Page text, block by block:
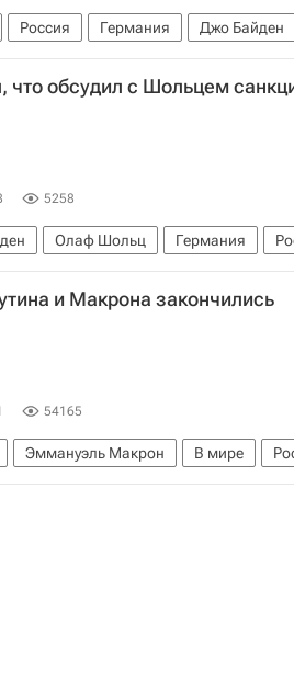
Россия Германия Джо Байден
что обсудил с Шольцем
5258
Олаф Шольц Германия
и Макрона закончились
54165
Эммануэль Макрон В мире
Восточная Европа Киев